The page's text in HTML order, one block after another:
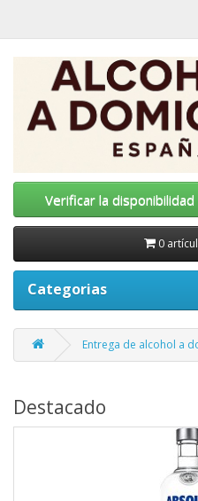
Verificar la
0
Categorias
Entrega de alcohol a
Destacado